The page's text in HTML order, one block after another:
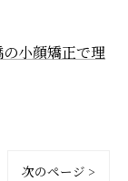
小顔矯正で理
次のページ >